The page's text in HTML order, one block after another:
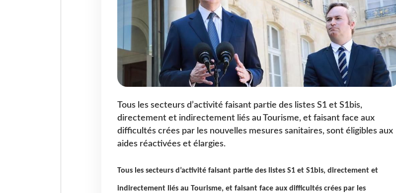
Tous les secteurs d’activité faisant partie des listes S1 et S1bis,
directement et indirectement liés au Tourisme, et faisant face aux
difficultés crées par les nouvelles mesures sanitaires, sont éligibles aux
aides réactivées et élargies.
Tous les secteurs d’activité faisant partie des listes S1 et S1bis, directement et
indirectement liés au Tourisme, et faisant face aux difficultés crées par les